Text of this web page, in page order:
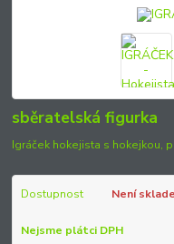
sběratelská figurka
Igráček hokejista s hokejkou,
Dostupnost Není
Nejsme plátci DPH